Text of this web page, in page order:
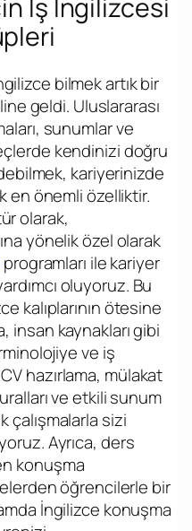
İş İngilizcesi
bilmek artık bir
geldi. Uluslararası
sunumlar ve
kendinizi doğru
kariyerinizde
en önemli özelliktir.
olarak,
yönelik özel olarak
programları ile kariyer
oluyoruz. Bu
kalıplarının ötesine
insan kaynakları gibi
ve iş
hazırlama, mülakat
ve etkili sunum
çalışmalarla sizi
Ayrıca, ders
konuşma
öğrencilerle bir
İngilizce konuşma